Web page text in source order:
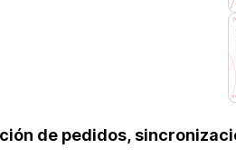
de pedidos,